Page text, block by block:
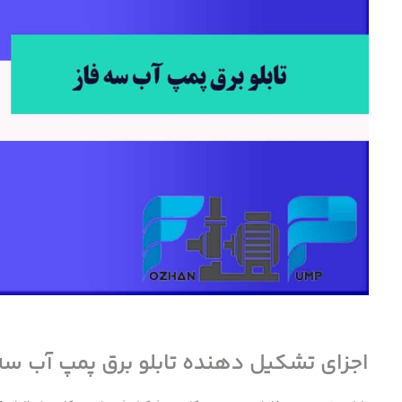
اجزای تشکیل دهنده تابلو برق پمپ آب